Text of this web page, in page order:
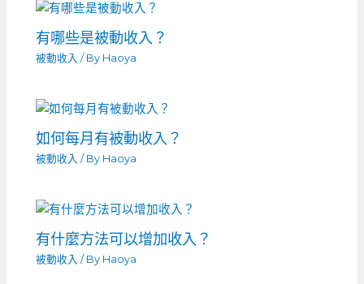
有哪些是被動收入？
被動收入 / By Haoya
如何每月有被動收入？
被動收入 / By Haoya
有什麼方法可以增加收入？
被動收入 / By Haoya